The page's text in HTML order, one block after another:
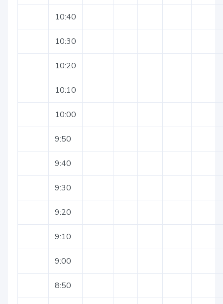
10:40
10:30
10:20
10:10
10:00
9:50
9:40
9:30
9:20
9:10
9:00
8:50